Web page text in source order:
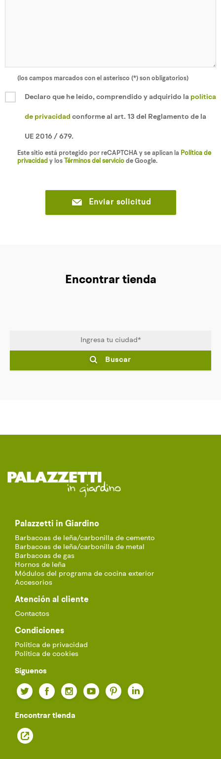
(los campos marcados con el asterisco (*) son obligatorios)
Declaro que he leído, comprendido y adquirido la política
de privacidad conforme al art. 13 del Reglamento de la
UE 2016 / 679.
Este sitio está protegido por reCAPTCHA y se aplican la Política de
privacidad y los Términos del servicio de Google.
Enviar solicitud
Encontrar tienda
Buscar
Palazzetti in Giardino
Barbacoas de leña/carbonilla de cemento
Barbacoas de leña/carbonilla de metal
Barbacoas de gas
Hornos de leña
Módulos del programa de cocina exterior
Accesorios
Atención al cliente
Contactos
Condiciones
Política de privacidad
Política de cookies
Síguenos
Facebook
Twitter YouTubePinterest
Instagram
Encontrar tienda